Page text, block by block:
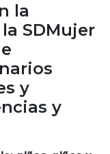
la
SDMujer
y
y